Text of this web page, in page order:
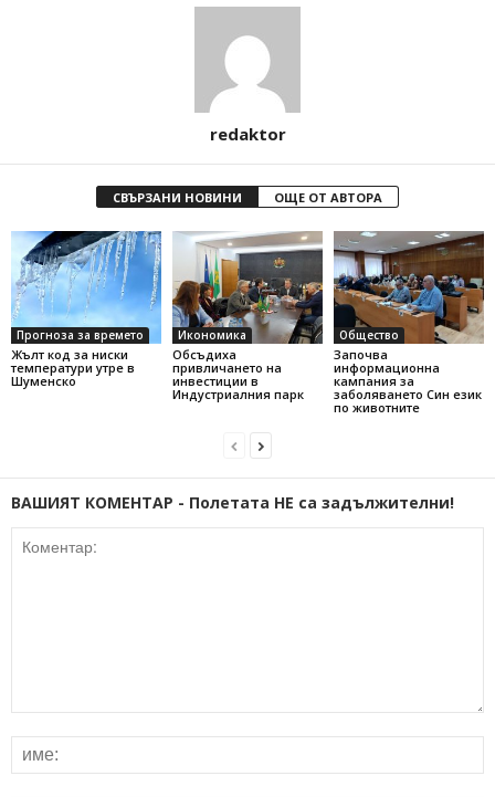
redaktor
СВЪРЗАНИ НОВИНИ ОЩЕ ОТ АВТОРА
Прогноза за времето
Жълт код за ниски
температури утре в
Шуменско
Икономика
Обсъдиха
привличането на
инвестиции в
Индустриалния парк
Общество
Започва
информационна
кампания за
заболяването Син език
по животните
ВАШИЯТ КОМЕНТАР - Полетата НЕ са задължителни!